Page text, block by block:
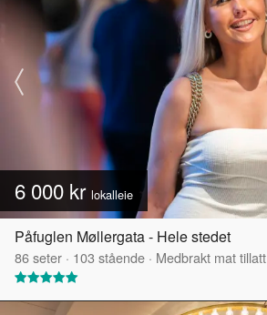
6 000 kr lokalleie
Påfuglen Møllergata - Hele stedet
86seter · 103 stående · Medbrakt mat tillatt